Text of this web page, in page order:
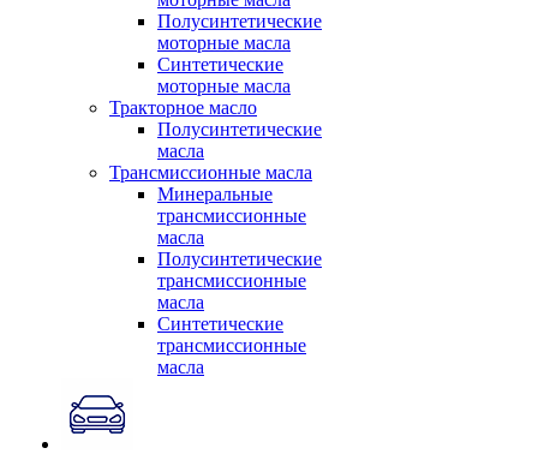
Полусинтетические
моторные масла
Синтетические
моторные масла
Тракторное масло
Полусинтетические
масла
Трансмиссионные масла
Минеральные
трансмиссионные
масла
Полусинтетические
трансмиссионные
масла
Синтетические
трансмиссионные
масла